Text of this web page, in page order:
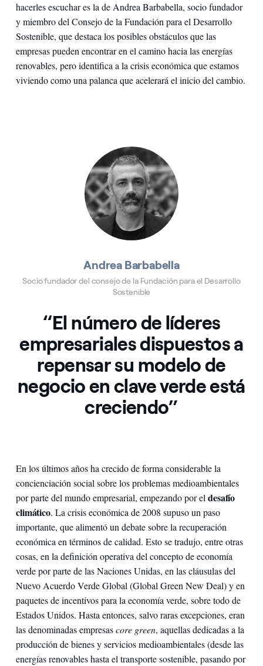
hacerles escuchar es la de Andrea Barbabella, socio fundador
y miembro del Consejo de la Fundación para el Desarrollo
Sostenible, que destaca los posibles obstáculos que las
empresas pueden encontrar en el camino hacia las energías
renovables, pero identifica a la crisis económica que estamos
viviendo como una palanca que acelerará el inicio del cambio.
Andrea Barbabella
Socio fundador del consejo de la Fundación para el Desarrollo
Sostenible
“El número de líderes
empresariales dispuestos a
repensar su modelo de
negocio en clave verde está
creciendo”
En los últimos años ha crecido de forma considerable la
concienciación social sobre los problemas medioambientales
por parte del mundo empresarial, empezando por eldesafío
climático. La crisis económica de 2008 supuso un paso
importante, que alimentó un debate sobre la recuperación
económica en términos de calidad. Esto se tradujo, entre otras
cosas, en la definición operativa del concepto de economía
verde por parte de las Naciones Unidas, en las cláusulas del
Nuevo Acuerdo Verde Global (Global Green New Deal) y en
paquetes de incentivos para la economía verde, sobre todo de
Estados Unidos. Hasta entonces, salvo raras excepciones, eran
las denominadas empresascore green, aquellas dedicadas a la
producción de bienes y servicios medioambientales (desde las
energías renovables hasta el transporte sostenible, pasando por